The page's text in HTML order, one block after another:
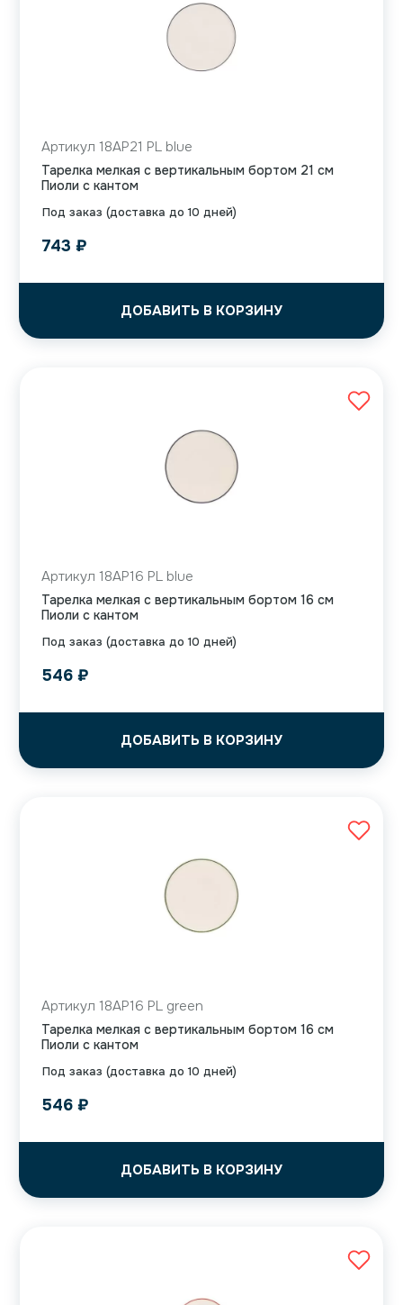
Под заказ (доставка до 10 дней)
Артикул 18AP21 PL blue
Тарелка мелкая с вертикальным бортом 21 см
Пиоли с кантом
743 ₽
ДОБАВИТЬ В КОРЗИНУ
Под заказ (доставка до 10 дней)
Артикул 18AP16 PL blue
Тарелка мелкая с вертикальным бортом 16 см
Пиоли с кантом
546 ₽
ДОБАВИТЬ В КОРЗИНУ
Под заказ (доставка до 10 дней)
Артикул 18AP16 PL green
Тарелка мелкая с вертикальным бортом 16 см
Пиоли с кантом
546 ₽
ДОБАВИТЬ В КОРЗИНУ